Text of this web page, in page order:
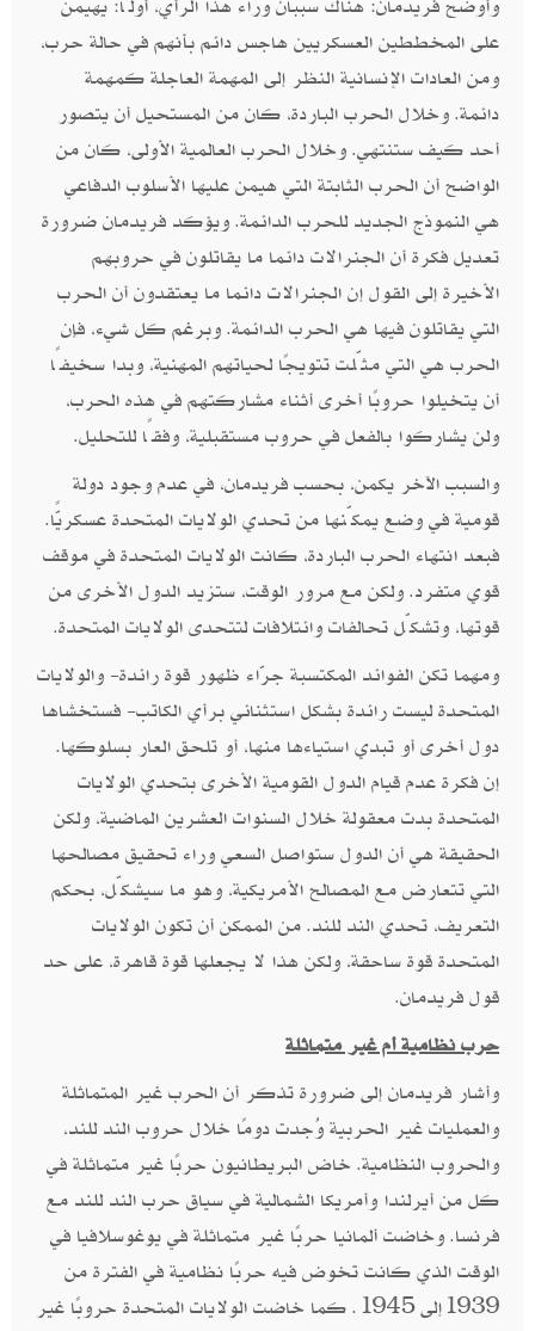
وأوضح فريدمان: هناك سببان وراء هذا الرأي، أولًا: يهيمن
على المخططين العسكريين هاجس دائم بأنهم في حالة حرب،
ومن العادات الإنسانية النظر إلى المهمة العاجلة كمهمة
دائمة. وخلال الحرب الباردة، كان من المستحيل أن يتصور
أحد كيف ستنتهي. وخلال الحرب العالمية الأولى، كان من
الواضح أن الحرب الثابتة التي هيمن عليها الأسلوب الدفاعي
هي النموذج الجديد للحرب الدائمة. ويؤكد فريدمان ضرورة
تعديل فكرة أن الجنرالات دائما ما يقاتلون في حروبهم
الأخيرة إلى القول إن الجنرالات دائما ما يعتقدون أن الحرب
التي يقاتلون فيها هي الحرب الدائمة. وبرغم كل شيء، فإن
الحرب هي التي مثّلت تتويجًا لحياتهم المهنية، وبدا سخيفًا
أن يتخيلوا حروبًا أخرى أثناء مشاركتهم في هذه الحرب،
ولن يشاركوا بالفعل في حروب مستقبلية، وفقًا للتحليل.
والسبب الآخر يكمن، بحسب فريدمان، في عدم وجود دولة
قومية في وضع يمكّنها من تحدي الولايات المتحدة عسكريًّا.
فبعد انتهاء الحرب الباردة، كانت الولايات المتحدة في موقف
قوي متفرد. ولكن مع مرور الوقت، ستزيد الدول الأخرى من
قوتها، وتشكّل تحالفات وائتلافات لتتحدى الولايات المتحدة.
ومهما تكن الفوائد المكتسبة جرّاء ظهور قوة رائدة- والولايات
المتحدة ليست رائدة بشكل استثنائي برأي الكاتب- فستخشاها
دول أخرى أو تبدي استياءها منها، أو تلحق العار بسلوكها.
إن فكرة عدم قيام الدول القومية الأخرى بتحدي الولايات
المتحدة بدت معقولة خلال السنوات العشرين الماضية، ولكن
الحقيقة هي أن الدول ستواصل السعي وراء تحقيق مصالحها
التي تتعارض مع المصالح الأمريكية، وهو ما سيشكّل، بحكم
التعريف، تحدي الند للند. من الممكن أن تكون الولايات
المتحدة قوة ساحقة، ولكن هذا لا يجعلها قوة قاهرة، على حد
قول فريدمان.
حرب نظامية أم غير متماثلة
وأشار فريدمان إلى ضرورة تذكر أن الحرب غير المتماثلة
والعمليات غير الحربية وُجدت دومًا خلال حروب الند للند،
والحروب النظامية. خاض البريطانيون حربًا غير متماثلة في
كل من أيرلندا وأمريكا الشمالية في سياق حرب الند للند مع
فرنسا. وخاضت ألمانيا حربًا غير متماثلة في يوغوسلافيا في
الوقت الذي كانت تخوض فيه حربًا نظامية في الفترة من
1939إلى 1945. كما خاضت الولايات المتحدة حروبًا غير